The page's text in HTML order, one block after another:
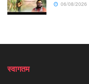
06/08/2026
स्वागतम